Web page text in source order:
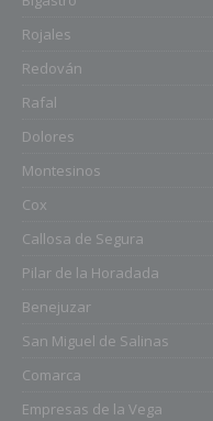
Rojales
Redován
Rafal
Dolores
Montesinos
Cox
Callosa de Segura
Pilar de la Horadada
Benejuzar
San Miguel de Salinas
Comarca
Empresas de la Vega